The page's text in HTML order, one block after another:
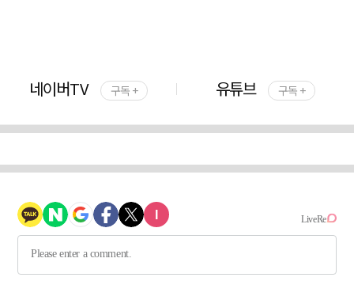
네이버TV 구독 + 유튜브 구독 +